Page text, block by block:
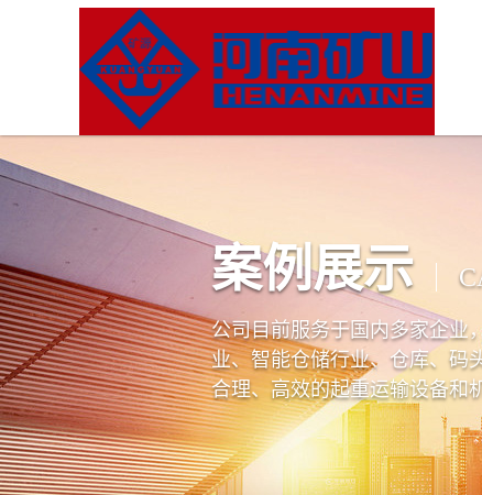
案例展示
公司目前服务于国内多家企业
业、智能仓储行业、仓库、码
合理、高效的起重运输设备和